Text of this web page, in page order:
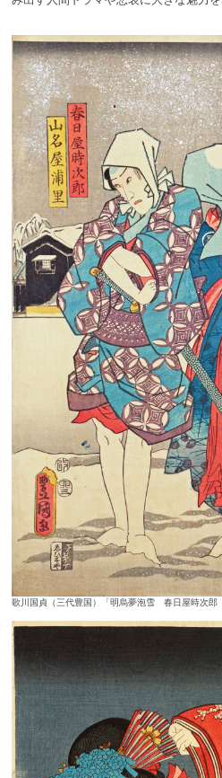
歌川国貞（三代豊国）「明烏夢泡雪 春日屋時次郎